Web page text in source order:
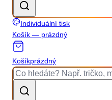
Individuální tisk
Košík — prázdný
Košíkprázdný